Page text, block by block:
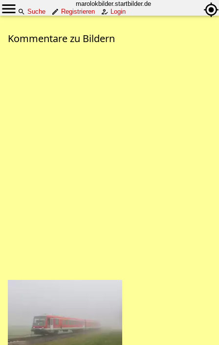
marolokbilder.startbilder.de
Suche
Registrieren Login
Kommentare zu Bildern